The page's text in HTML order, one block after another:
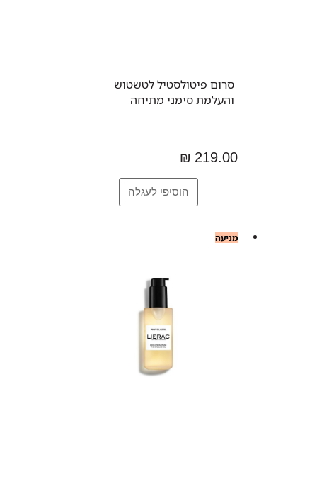
סרום פיטולסטיל לטשטוש
והעלמת סימני מתיחה
219.00 ₪
מניעה